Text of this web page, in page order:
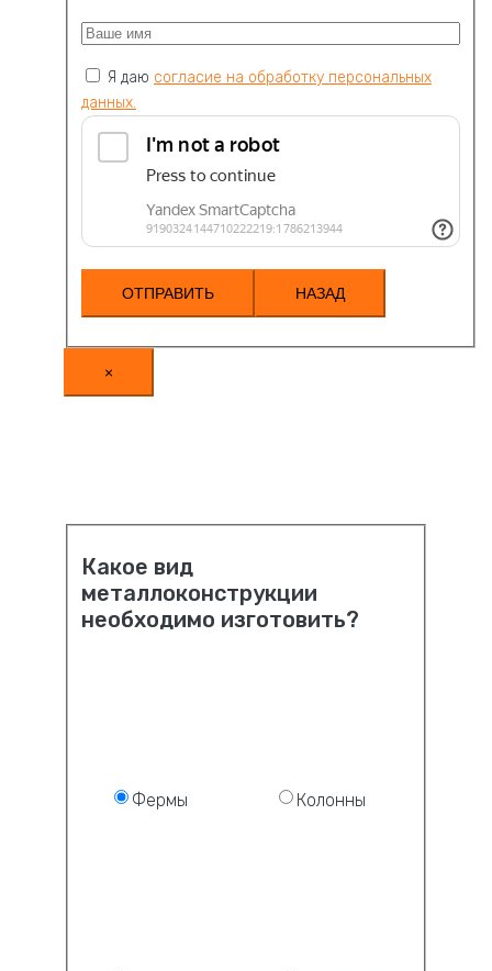
Я даю согласие на обработку персональных
данных.
НАЗАД
×
Какое вид
металлоконструкции
необходимо изготовить?
Фермы Колонны